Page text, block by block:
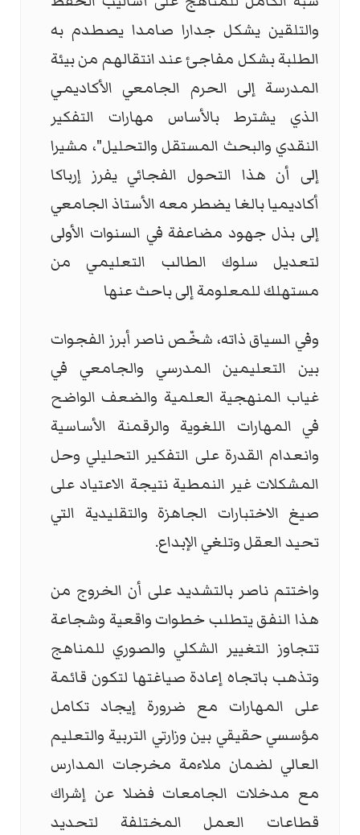
والتلقين يشكل جدارا صامدا يصطدم به
الطلبة بشكل مفاجئ عند انتقالهم من بيئة
المدرسة إلى الحرم الجامعي الأكاديمي
الذي يشترط بالأساس مهارات التفكير
النقدي والبحث المستقل والتحليل"، مشيرا
إلى أن هذا التحول الفجائي يفرز إرباكا
أكاديميا بالغا يضطر معه الأستاذ الجامعي
إلى بذل جهود مضاعفة في السنوات الأولى
لتعديل سلوك الطالب التعليمي من
مستهلك للمعلومة إلى باحث عنها
وفي السياق ذاته، شخّص ناصر أبرز الفجوات
بين التعليمين المدرسي والجامعي في
غياب المنهجية العلمية والضعف الواضح
في المهارات اللغوية والرقمنة الأساسية
وانعدام القدرة على التفكير التحليلي وحل
المشكلات غير النمطية نتيجة الاعتياد على
صيغ الاختبارات الجاهزة والتقليدية التي
تحيد العقل وتلغي الإبداع.
واختتم ناصر بالتشديد على أن الخروج من
هذا النفق يتطلب خطوات واقعية وشجاعة
تتجاوز التغيير الشكلي والصوري للمناهج
وتذهب باتجاه إعادة صياغتها لتكون قائمة
على المهارات مع ضرورة إيجاد تكامل
مؤسسي حقيقي بين وزارتي التربية والتعليم
العالي لضمان ملاءمة مخرجات المدارس
مع مدخلات الجامعات فضلا عن إشراك
قطاعات العمل المختلفة لتحديد